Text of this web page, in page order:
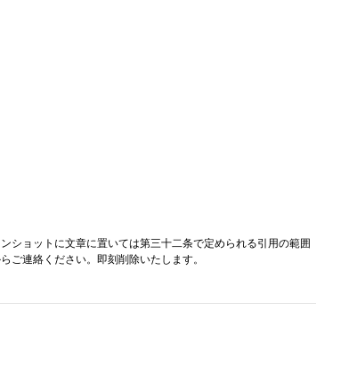
ショットに文章に置いては第三十二条で定められる引用の範囲
ご連絡ください。即刻削除いたします。